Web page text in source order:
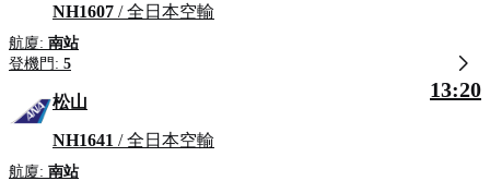
NH1607 / 全日本空輸
航廈: 南站
登機門: 5
松山
NH1641 / 全日本空輸
航廈: 南站
13:20